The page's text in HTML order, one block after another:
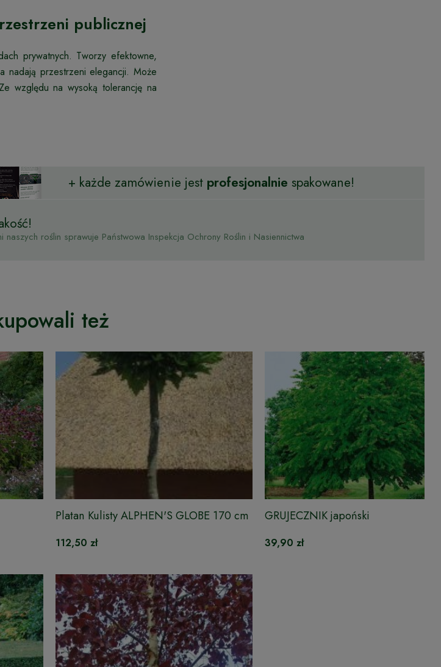
publicznej
prywatnych. Tworzy efektowne,
nadają przestrzeni elegancji. Może
względu na wysoką tolerancję na
+ każde zamówienie jest profesjonalnie spakowane!
roślin sprawuje Państwowa Inspekcja Ochrony Roślin i Nasiennictwa
też
Platan Kulisty ALPHEN'S GLOBE 170 cm
112,50 zł
GRUJECZNIK japoński
39,90 zł